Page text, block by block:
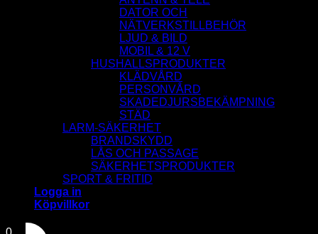
DATOR OCH
NÄTVERKSTILLBEHÖR
LJUD & BILD
MOBIL & 12 V
HUSHALLSPRODUKTER
KLÄDVÅRD
PERSONVÅRD
SKADEDJURSBEKÄMPNING
STÄD
LARM-SÄKERHET
BRANDSKYDD
LÅS OCH PASSAGE
SÄKERHETSPRODUKTER
SPORT & FRITID
Logga in
Köpvillkor